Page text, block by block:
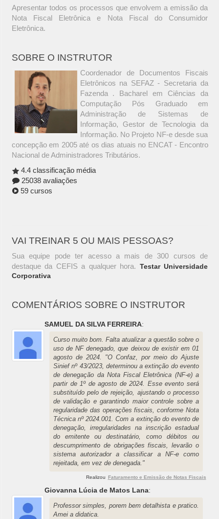
Apresentar todos os processos que envolvem a emissão da
Nota Fiscal Eletrônica e Nota Fiscal do Consumidor
Eletrônica.
SOBRE O INSTRUTOR
Coordenador de Documentos Fiscais
Eletrônicos na SEFAZ - Secretaria da
Fazenda . Bacharel em Ciências da
Computação Pós Graduado em
Administração de Sistemas de
Informação, Gestor de Tecnologia da
Informação. No Projeto NF-e desde sua
concepção em 2005 até os dias atuais no ENCAT - Encontro
Nacional de Administradores Tributários.
4.4 classificação média
25038 avaliações
59 cursos
VAI TREINAR 5 OU MAIS PESSOAS?
Sua equipe pode ter acesso a mais de 300 cursos de
destaque da CEFIS a qualquer hora. Testar Universidade
Corporativa
COMENTÁRIOS SOBRE O INSTRUTOR
SAMUEL DA SILVA FERREIRA:
Curso muito bom. Falta atualizar a questão sobre o
uso de NF denegado, que deixou de existir em 01
agosto de 2024. "O Confaz, por meio do Ajuste
Sinief nº 43/2023, determinou a extinção do evento
de denegação da Nota Fiscal Eletrônica (NF-e) a
partir de 1º de agosto de 2024. Esse evento será
substituído pelo de rejeição, ajustando o processo
de validação e garantindo maior controle sobre a
regularidade das operações fiscais, conforme Nota
Técnica nº 2024.001. Com a extinção do evento de
denegação, irregularidades na inscrição estadual
do emitente ou destinatário, como débitos ou
descumprimento de obrigações fiscais, levarão o
sistema autorizador a classificar a NF-e como
rejeitada, em vez de denegada."
Realizou Faturamento e Emissão de Notas Fiscais
Giovanna Lúcia de Matos Lana:
Professor simples, porem bem detalhista e pratico.
Amei a didatica.